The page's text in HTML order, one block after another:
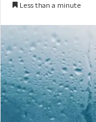
Less than a minute